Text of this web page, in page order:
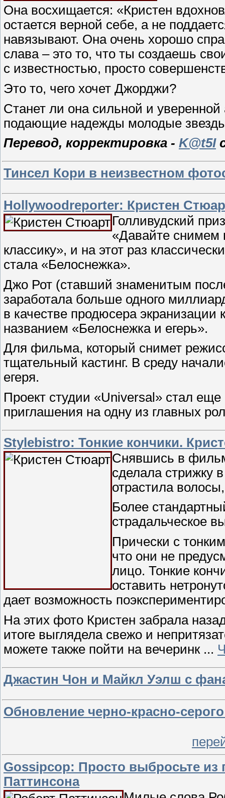
Она восхищается: «Кристен
остается верной себе, а не
навязывают. Она очень хорошо
слава – это то, что ты создаешь
с известностью, просто
Это то, чего хочет Джорджи?
Станет ли она сильной и уверенной
подающие надежды молодые
Перевод, корректировка - K@t5I
Тинсел Кори в неизвестном
Нollywoodreporter: Кристен
Голливудский
«Давайте снимем
классику», и на этот раз
стала «Белоснежка».
Джо Рот (ставший знаменитым
заработала больше одного
в качестве продюсера экранизации
названием «Белоснежка и егерь».
Для фильма, который снимет
тщательный кастинг. В среду
егеря.
Проект студии «Universal» стал
приглашения на одну из главных
Stylebistro: Тонкие кончики.
Снявшись в
сделала стрижку
отрастила
Более
страдальческое
Прически с
что они не
лицо. Тонкие
оставить
дает возможность
На этих фото Кристен забрала
итоге выглядела свежо и
можете также пойти на вечеринк ...
Джастин Чон и Майкл Уэлш с
Обновление черно-красно-
Gossipcop: Просто выбросьте
Паттинсона